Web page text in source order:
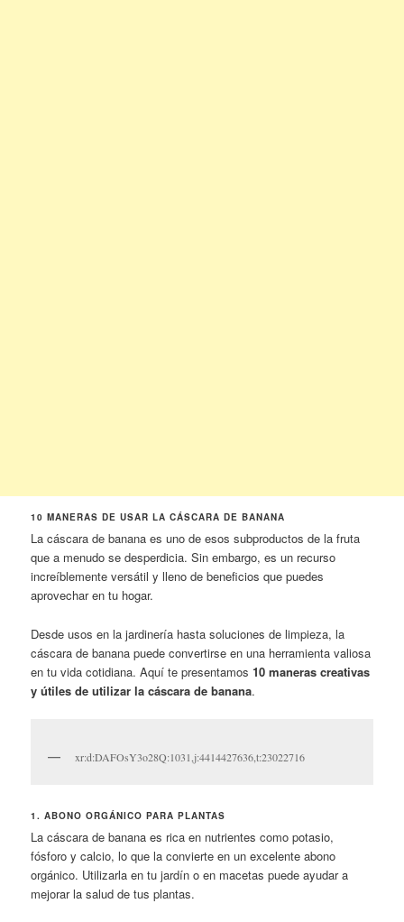
10 MANERAS DE USAR LA CÁSCARA DE BANANA
La cáscara de banana es uno de esos subproductos de la fruta
que a menudo se desperdicia. Sin embargo, es un recurso
increíblemente versátil y lleno de beneficios que puedes
aprovechar en tu hogar.
Desde usos en la jardinería hasta soluciones de limpieza, la
cáscara de banana puede convertirse en una herramienta valiosa
en tu vida cotidiana. Aquí te presentamos10 maneras creativas
y útiles de utilizar la cáscara de banana.
xr:d:DAFOsY3o28Q:1031,j:4414427636,t:23022716
1. ABONO ORGÁNICO PARA PLANTAS
La cáscara de banana es rica en nutrientes como potasio,
fósforo y calcio, lo que la convierte en un excelente abono
orgánico. Utilizarla en tu jardín o en macetas puede ayudar a
mejorar la salud de tus plantas.